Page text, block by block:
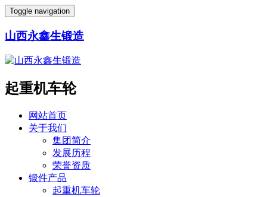
Toggle navigation
山西永鑫生锻造
起重机车轮
网站首页
关于我们
集团简介
发展历程
荣誉资质
锻件产品
起重机车轮